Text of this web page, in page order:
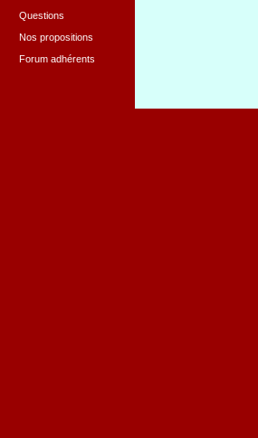
Questions
Nos propositions
Forum adhérents